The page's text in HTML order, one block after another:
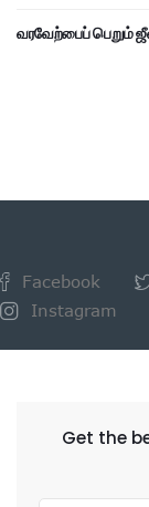
வரவேற்பைப் பெறும்
Facebook
Instagram
Get the